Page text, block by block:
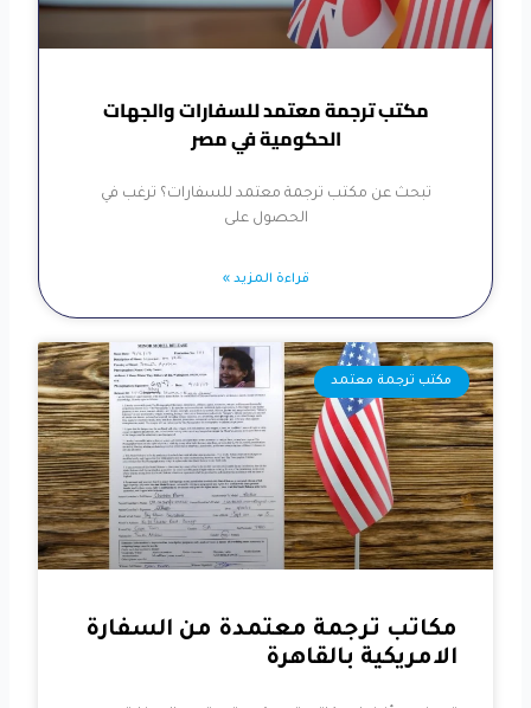
مكتب ترجمة معتمد للسفارات والجهات
الحكومية في مصر
تبحث عن مكتب ترجمة معتمد للسفارات؟ ترغب في
الحصول على
قراءة المزيد »
مكتب ترجمة معتمد
مكاتب ترجمة معتمدة من السفارة
الامريكية بالقاهرة